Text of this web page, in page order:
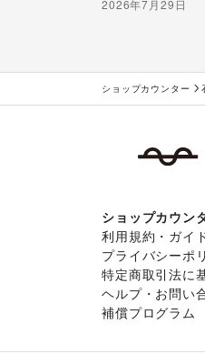
2026年7月29日
ショップカウンター
ショップカウン
利用規約・ガイ
プライバシーポ
特定商取引法に
ヘルプ・お問い
補償プログラム